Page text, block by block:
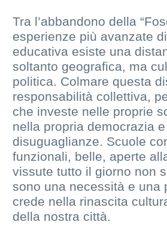
Tra l’abbandono della
esperienze più avanzate
educativa esiste una
soltanto geografica, ma
politica. Colmare questa
responsabilità collettiva,
che investe nelle proprie
nella propria democrazia
disuguaglianze. Scuole
funzionali, belle, aperte
vissute tutto il giorno non
sono una necessità e una
crede nella rinascita
della nostra città.